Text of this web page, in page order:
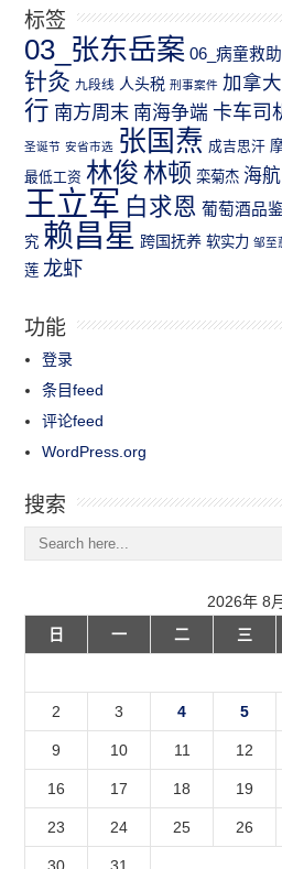
标签
03_张东岳案 06_病童救助
针灸 九段线 人头税 刑事案件 加拿
行 南方周末 南海争端 卡车司
圣诞节 安省市选 张国焘 成吉思汗
最低工资 林俊 林顿 栾菊杰 海航
王立军 白求恩 葡萄酒品鉴
究 赖昌星 跨国抚养 软实力 邹至
莲 龙虾
功能
登录
条目feed
评论feed
WordPress.org
搜索
2026年 8月
日
一 二 三
2 3 4 5
9 10 11 12
16 17 18 19
23 24 25 26
30
31